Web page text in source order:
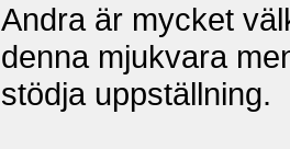
Andra är mycket
denna mjukvara
stödja uppställning.